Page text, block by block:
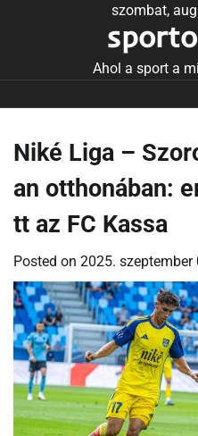
szombat,
Ahol a sport a
Niké Liga –
an otthonában:
tt az FC Kassa
Posted on 2025. szeptember